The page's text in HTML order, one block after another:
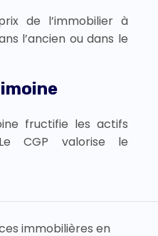
de l’immobilier à
l’ancien ou dans le
fructifie les actifs
CGP valorise le
immobilières en